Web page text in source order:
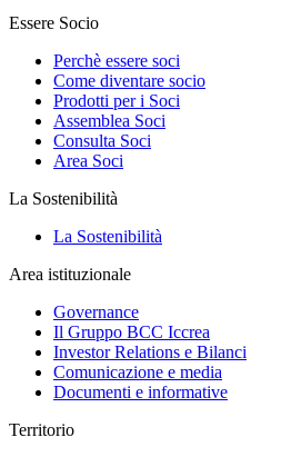
Essere Socio
Perchè essere soci
Come diventare socio
Prodotti per i Soci
Assemblea Soci
Consulta Soci
Area Soci
La Sostenibilità
La Sostenibilità
Area istituzionale
Governance
Il Gruppo BCC Iccrea
Investor Relations e Bilanci
Comunicazione e media
Documenti e informative
Territorio